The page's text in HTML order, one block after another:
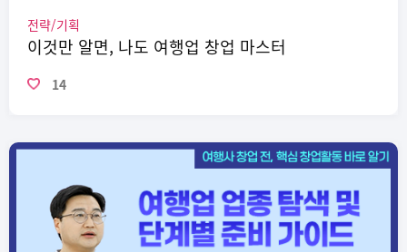
전략/기획
이것만 알면, 나도 여행업 창업 마스터
14